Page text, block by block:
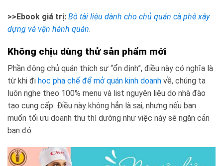
>>Ebook giá trị: Bộ tài liệu dành cho chủ quán cà phê xây
dựng và vận hành quán.
Không chịu dùng thử sản phẩm mới
Phần đông chủ quán thích sự “ổn định”, điều này có nghĩa là
từ khi đi học pha chế để mở quán kinh doanh về, chúng ta
luôn nghe theo 100% menu và list nguyên liệu do nhà đào
tạo cung cấp. Điều này không hẳn là sai, nhưng nếu bạn
muốn tối ưu doanh thu thì dường như việc này sẽ ngăn cản
bạn đó.